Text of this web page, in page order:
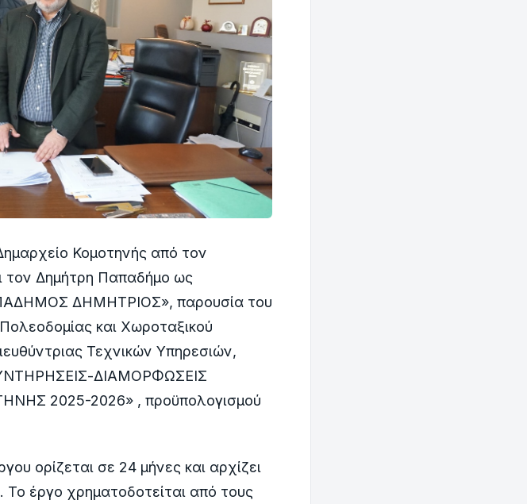
Κομοτηνής από τον
τον Δημήτρη Παπαδήμο ως
ΔΗΜΗΤΡΙΟΣ», παρουσία του
και Χωροταξικού
Τεχνικών Υπηρεσιών,
ΔΙΑΜΟΡΦΩΣΕΙΣ
2025-2026» , προϋπολογισμού
ορίζεται σε 24 μήνες και αρχίζει
έργο χρηματοδοτείται από τους